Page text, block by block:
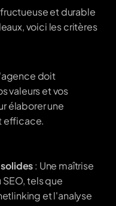
et durable
voici les critères
doit
valeurs et vos
élaborer une
efficace.
: Une maîtrise
tels que
et l'analyse